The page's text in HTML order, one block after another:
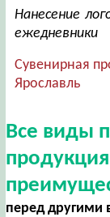
Нанесение
ежедневники
Сувенирная
Ярославль
Все виды
перед